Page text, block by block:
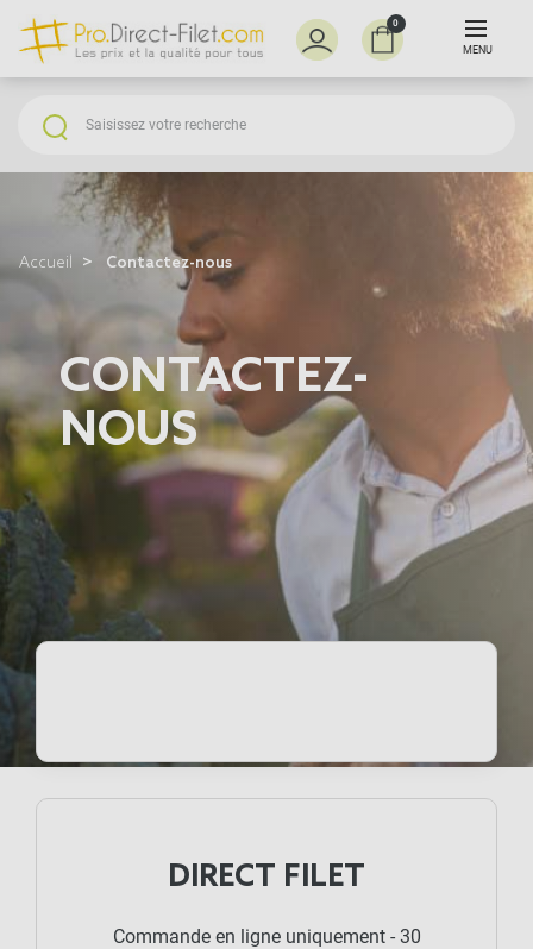
0
MENU
Accueil Contactez-nous
CONTACTEZ-
NOUS
DIRECT FILET
Commande en ligne uniquement - 30